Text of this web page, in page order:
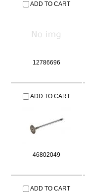
ADD TO CART
12786696
ADD TO CART
46802049
ADD TO CART